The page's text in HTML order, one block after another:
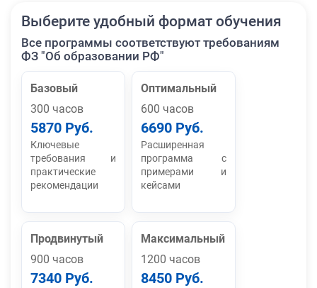
Выберите удобный формат обучения
Все программы соответствуют требованиям
ФЗ "Об образовании РФ"
Базовый
300 часов
5870 Руб.
Ключевые
требования и
практические
рекомендации
Оптимальный
600 часов
6690 Руб.
Расширенная
программа с
примерами и
кейсами
Продвинутый
900 часов
7340 Руб.
Максимальный
1200 часов
8450 Руб.